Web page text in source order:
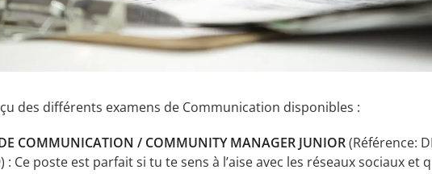
des différents examens de Communication disponibles :
COMMUNICATION / COMMUNITY MANAGER JUNIOR(Référence:
: Ce poste est parfait si tu te sens à l’aise avec les réseaux sociaux et